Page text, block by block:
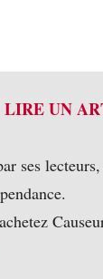
LIRE UN
ses